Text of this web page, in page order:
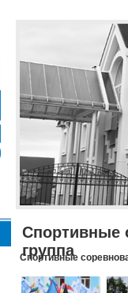
Спортивные
группа
Спортивные